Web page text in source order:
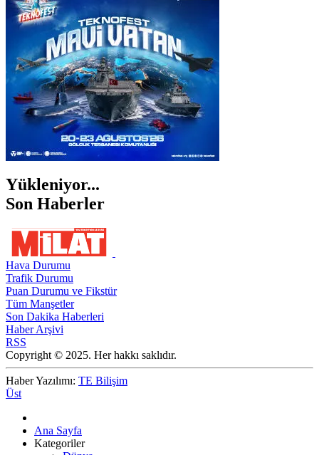
İZMİR
ŞANLIURFA
ŞIRNAK
Yükleniyor...
Son Haberler
Hava Durumu
Trafik Durumu
Puan Durumu ve Fikstür
Tüm Manşetler
Son Dakika Haberleri
Haber Arşivi
RSS
Copyright © 2025. Her hakkı saklıdır.
Haber Yazılımı: TE Bilişim
Üst
Ana Sayfa
Kategoriler